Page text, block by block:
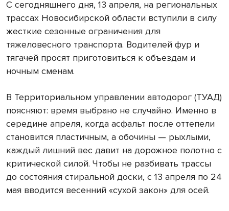
С сегодняшнего дня, 13 апреля, на региональных
трассах Новосибирской области вступили в силу
жесткие сезонные ограничения для
тяжеловесного транспорта. Водителей фур и
тягачей просят приготовиться к объездам и
ночным сменам.
В Территориальном управлении автодорог (ТУАД)
поясняют: время выбрано не случайно. Именно в
середине апреля, когда асфальт после оттепели
становится пластичным, а обочины — рыхлыми,
каждый лишний вес давит на дорожное полотно с
критической силой. Чтобы не разбивать трассы
до состояния стиральной доски, с 13 апреля по 24
мая вводится весенний «сухой закон» для осей.